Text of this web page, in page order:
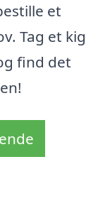
et
Tag et kig
find det